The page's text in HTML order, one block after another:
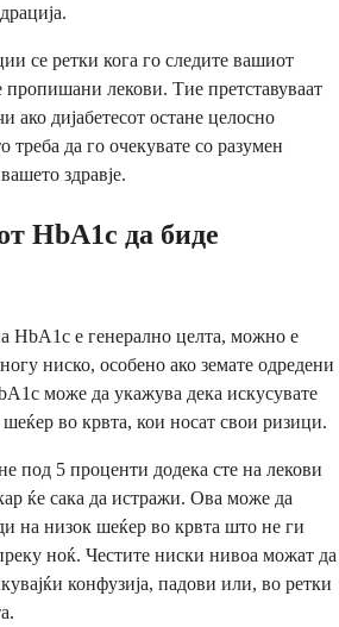
се ретки кога го следите вашиот
пропишани лекови. Тие претставуваат
ако дијабетесот остане целосно
треба да го очекувате со разумен
здравје.
HbA1c да биде
HbA1c е генерално целта, можно е
ниско, особено ако земате одредени
може да укажува дека искусувате
во крвта, кои носат свои ризици.
под 5 проценти додека сте на лекови
ќе сака да истражи. Ова може да
на низок шеќер во крвта што не ги
ноќ. Честите ниски нивоа можат да
конфузија, падови или, во ретки